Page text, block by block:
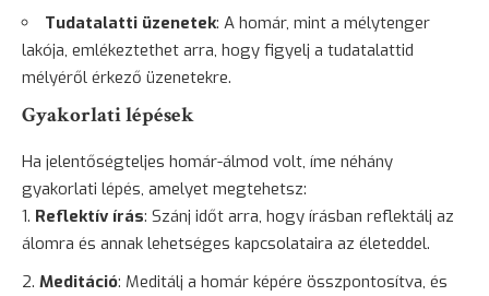
Tudatalatti üzenetek: A homár, mint a mélytenger
lakója, emlékeztethet arra, hogy figyelj a tudatalattid
mélyéről érkező üzenetekre.
Gyakorlati lépések
Ha jelentőségteljes homár-álmod volt, íme néhány
gyakorlati lépés, amelyet megtehetsz:
Reflektív írás: Szánj időt arra, hogy írásban reflektálj az
álomra és annak lehetséges kapcsolataira az életeddel.
Meditáció: Meditálj a homár képére összpontosítva, és